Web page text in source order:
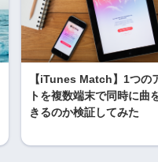
【iTunes Match】1つの
トを複数端末で同時に曲
きるのか検証してみた